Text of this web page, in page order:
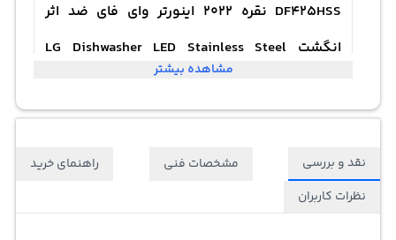
DF425HSS نقره 2022 اینورتر وای فای ضد اثر
انگشت LG Dishwasher LED Stainless Steel
مشاهده بیشتر
نقد و بررسی مشخصات فنی
راهنمای خرید
نظرات کاربران